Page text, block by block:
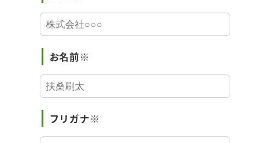
お名前※
フリガナ※